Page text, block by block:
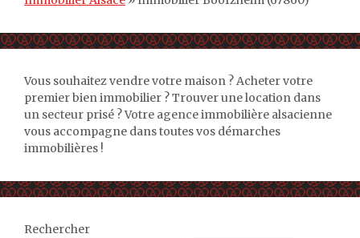
Vous souhaitez vendre votre maison ? Acheter votre
premier bien immobilier ? Trouver une location dans
un secteur prisé ? Votre agence immobilière alsacienne
vous accompagne dans toutes vos démarches
immobilières !
Rechercher